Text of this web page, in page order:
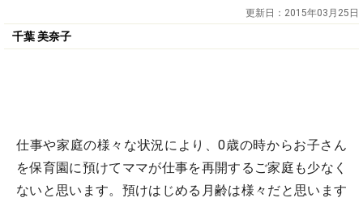
更新日： 2015年03月25日
千葉 美奈子
仕事や家庭の様々な状況により、0歳の時からお子さん
を保育園に預けてママが仕事を再開するご家庭も少なく
ないと思います。預けはじめる月齢は様々だと思います